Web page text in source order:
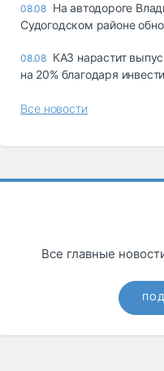
08.08 На автодороге
Судогодском районе
08.08 КАЗ нарастит
на 20% благодаря
Все новости
Все главные